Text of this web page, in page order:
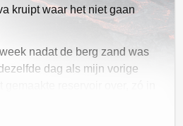
kruipt waar het niet gaan
nadat de berg zand was
dag als mijn vorige
het is een belangrijke